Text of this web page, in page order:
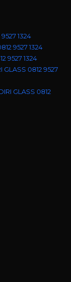
1324
9527 1324
9527 1324
GLASS 0812 9527
GLASS 0812